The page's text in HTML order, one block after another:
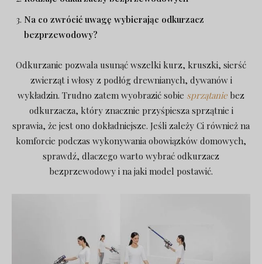
Na co zwrócić uwagę wybierając odkurzacz
bezprzewodowy?
Odkurzanie pozwala usunąć wszelki kurz, kruszki, sierść
zwierząt i włosy z podłóg drewnianych, dywanów i
wykładzin. Trudno zatem wyobrazić sobie sprzątanie bez
odkurzacza, który znacznie przyśpiesza sprzątnie i
sprawia, że jest ono dokładniejsze. Jeśli zależy Ci również na
komforcie podczas wykonywania obowiązków domowych,
sprawdź, dlaczego warto wybrać odkurzacz
bezprzewodowy i na jaki model postawić.